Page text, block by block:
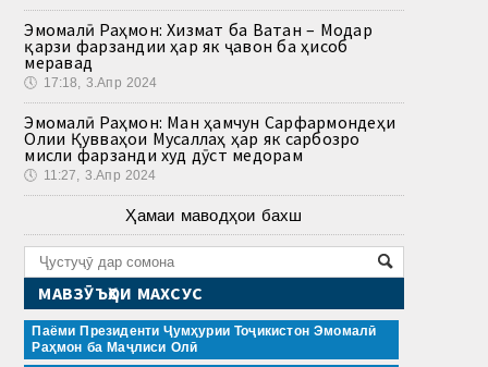
Эмомалӣ Раҳмон: Хизмат ба Ватан – Модар
қарзи фарзандии ҳар як ҷавон ба ҳисоб
меравад
🕔 17:18, 3.Апр 2024
Эмомалӣ Раҳмон: Ман ҳамчун Сарфармондеҳи
Олии Қувваҳои Мусаллаҳ ҳар як сарбозро
мисли фарзанди худ дӯст медорам
🕔 11:27, 3.Апр 2024
Ҳамаи маводҳои бахш
МАВЗӮЪҲОИ МАХСУС
Паёми Президенти Ҷумҳурии Тоҷикистон Эмомалӣ
Раҳмон ба Маҷлиси Олӣ